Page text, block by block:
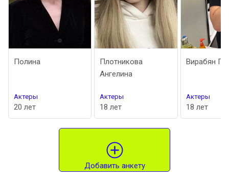
Полина
Актеры
20 лет
Плотникова
Ангелина
Актеры
18 лет
Вирабян Гор
Актеры
18 лет
Добавить анкету